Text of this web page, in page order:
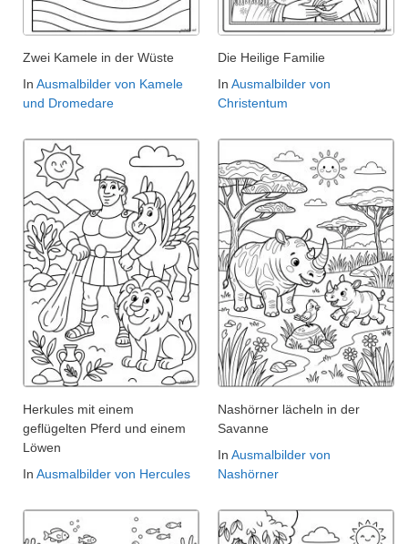
Zwei Kamele in der Wüste
In Ausmalbilder von Kamele
und Dromedare
Die Heilige Familie
In Ausmalbilder von
Christentum
Herkules mit einem
geflügelten Pferd und einem
Löwen
In Ausmalbilder von Hercules
Nashörner lächeln in der
Savanne
In Ausmalbilder von
Nashörner